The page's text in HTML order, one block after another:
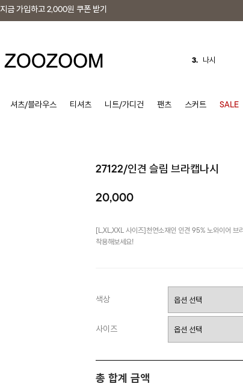
지금 가입하고 2,000원 쿠폰 받기
6.
9. 청치마
2. 블라우스
셔츠/블라우스 티셔츠 니트/가디건 팬츠 스커트 SALE
27122/인견 슬림 브라캡나시
20,000
[L,XL,XXL 사이즈]천연소재인 인견 95% 노와이어
착용해보세요!
색상
사이즈
총 합계 금액